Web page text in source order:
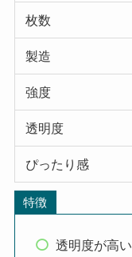
枚数
製造
強度
透明度
ぴったり感
特徴
透明度が高い